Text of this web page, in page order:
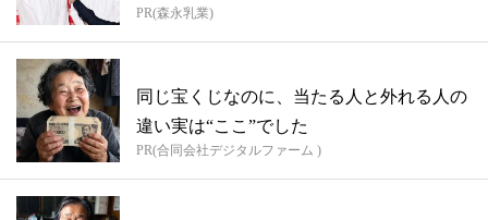
PR(森永乳業)
同じ宝くじなのに、当たる人と外れる人の
違い実は“ここ”でした
PR(合同会社デジタルファーム )